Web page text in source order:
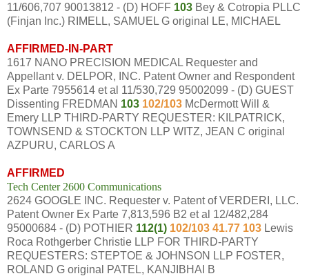
11/606,707 90013812 - (D) HOFF 103 Bey & Cotropia PLLC
(Finjan Inc.) RIMELL, SAMUEL G original LE, MICHAEL
AFFIRMED-IN-PART
1617 NANO PRECISION MEDICAL Requester and
Appellant v. DELPOR, INC. Patent Owner and Respondent
Ex Parte 7955614 et al 11/530,729 95002099 - (D) GUEST
Dissenting FREDMAN 103 102/103 McDermott Will &
Emery LLP THIRD-PARTY REQUESTER: KILPATRICK,
TOWNSEND & STOCKTON LLP WITZ, JEAN C original
AZPURU, CARLOS A
AFFIRMED
Tech Center 2600 Communications
2624 GOOGLE INC. Requester v. Patent of VERDERI, LLC.
Patent Owner Ex Parte 7,813,596 B2 et al 12/482,284
95000684 - (D) POTHIER 112(1) 102/103 41.77 103 Lewis
Roca Rothgerber Christie LLP FOR THIRD-PARTY
REQUESTERS: STEPTOE & JOHNSON LLP FOSTER,
ROLAND G original PATEL, KANJIBHAI B